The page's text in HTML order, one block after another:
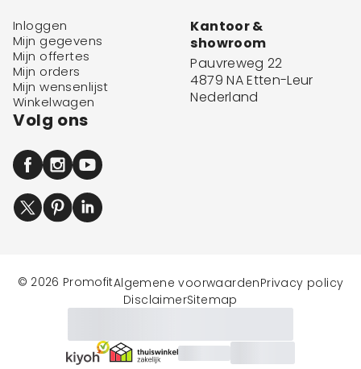
Inloggen
Mijn gegevens
Mijn offertes
Mijn orders
Mijn wensenlijst
Winkelwagen
Kantoor &
showroom
Pauvreweg 22
4879 NA Etten-Leur
Nederland
Volg ons
© 2026 PromofitAlgemene voorwaardenPrivacy policy
DisclaimerSitemap